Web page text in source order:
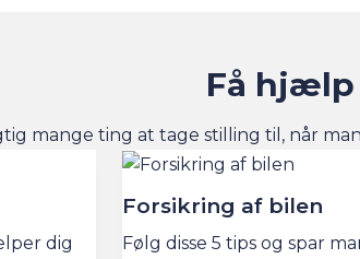
Få
mange ting at tage stilling til, når
dig
Forsikring af bilen
Følg disse 5 tips og spar